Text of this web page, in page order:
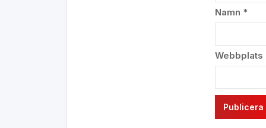
Namn *
Webbplats